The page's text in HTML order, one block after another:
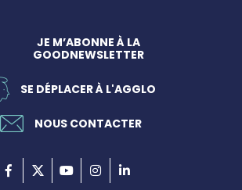
JE M’ABONNE À LA
GOODNEWSLETTER
SE DÉPLACER À L'AGGLO
NOUS CONTACTER